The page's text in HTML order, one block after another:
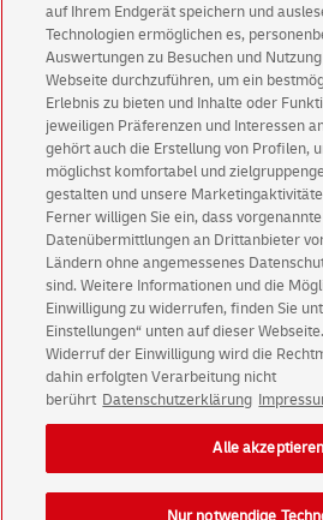
Abonnieren Sie
Immer informiert über
Aktionen - jetzt mit Vorteil
Privatkunden sichern sich
für POSTSCAN!
Geschäftskundenerhalten
für Briefmarke individuell!
Zur Newsletter-
© Sun Aug 09 18:16:54 CEST 2026
Datenschutz
Einwilligungs-Einstellungen
auf Ihrem Endgerät speichern und
Technologien ermöglichen es,
Auswertungen zu Besuchen und
Webseite durchzuführen, um ein
Erlebnis zu bieten und Inhalte oder
jeweiligen Präferenzen und Interessen
gehört auch die Erstellung von Profilen,
möglichst komfortabel und
gestalten und unsere
Ferner willigen Sie ein, dass
Datenübermittlungen an Drittanbieter
Ländern ohne angemessenes
sind. Weitere Informationen und die
Einwilligung zu widerrufen, finden Sie
Einstellungen“ unten auf dieser
Widerruf der Einwilligung wird die
dahin erfolgten Verarbeitung nicht
berührt Datenschutzerklärung
Alle akzeptieren